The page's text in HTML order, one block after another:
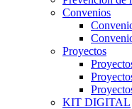
Convenios
Proyectos
KIT DIGITAL